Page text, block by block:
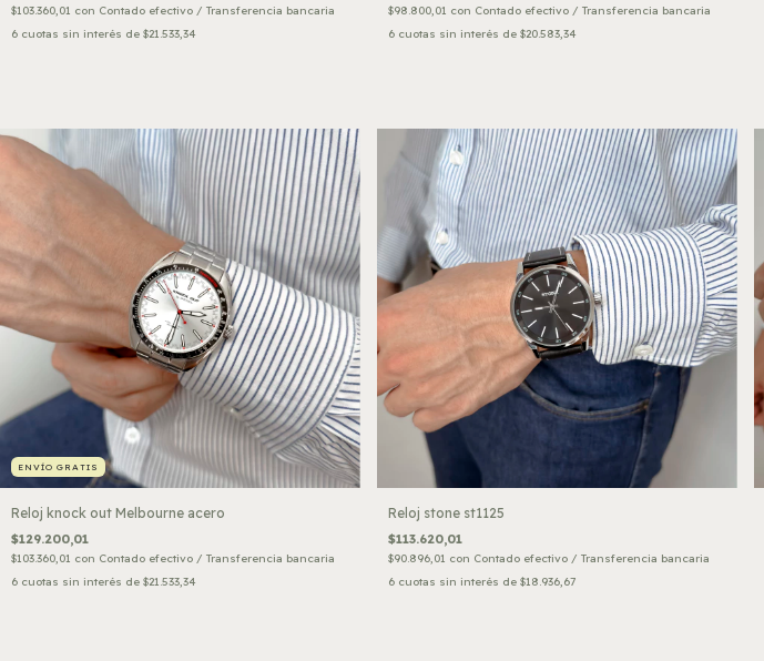
$103.360,01 con Contado efectivo / Transferencia bancaria
6 cuotas sin interés de $21.533,34
$98.800,01 con Contado efectivo / Transferencia bancaria
6 cuotas sin interés de $20.583,34
ENVÍO GRATIS
Reloj knock out Melbourne acero
$129.200,01
$103.360,01 con Contado efectivo / Transferencia bancaria
6 cuotas sin interés de $21.533,34
Reloj stone st1125
$113.620,01
$90.896,01 con Contado efectivo / Transferencia bancaria
6 cuotas sin interés de $18.936,67